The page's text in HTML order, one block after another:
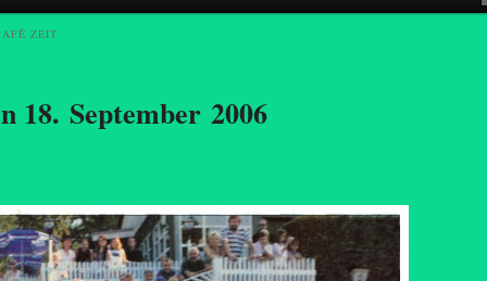
ZEIT
18. September 2006